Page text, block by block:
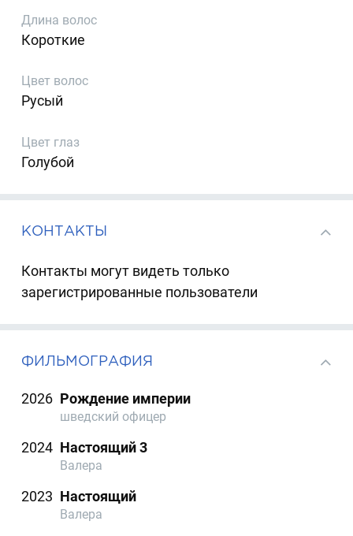
Длина волос
Короткие
Цвет волос
Русый
Цвет глаз
Голубой
КОНТАКТЫ
Контакты могут видеть только
зарегистрированные пользователи
ФИЛЬМОГРАФИЯ
2026 Рождение империи
шведский офицер
2024 Настоящий 3
Валера
2023 Настоящий
Валера